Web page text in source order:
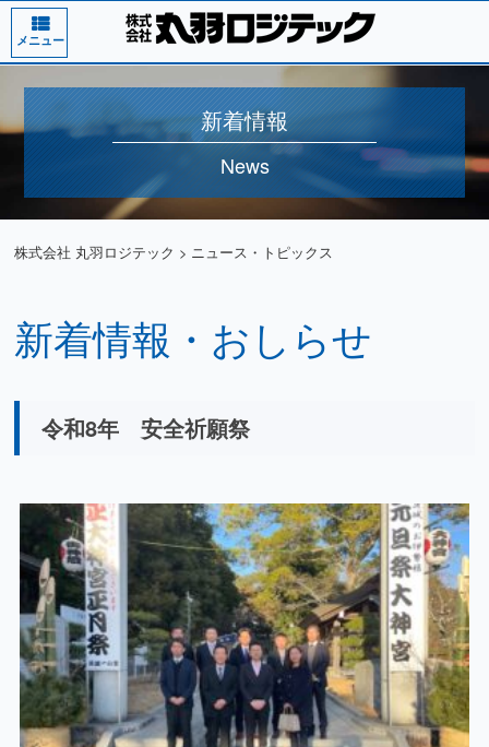
メニュー
新着情報
News
株式会社 丸羽ロジテック > ニュース・トピックス
新着情報・おしらせ
令和8年 安全祈願祭